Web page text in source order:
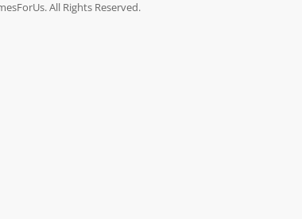
All Rights Reserved.